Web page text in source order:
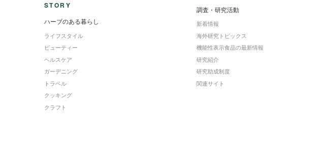
STORY
ハーブのある暮らし
ライフスタイル
ビューティー
ヘルスケア
ガーデニング
トラベル
クッキング
クラフト
調査・研究活動
新着情報
海外研究トピックス
機能性表示食品の最新情報
研究紹介
研究助成制度
関連サイト